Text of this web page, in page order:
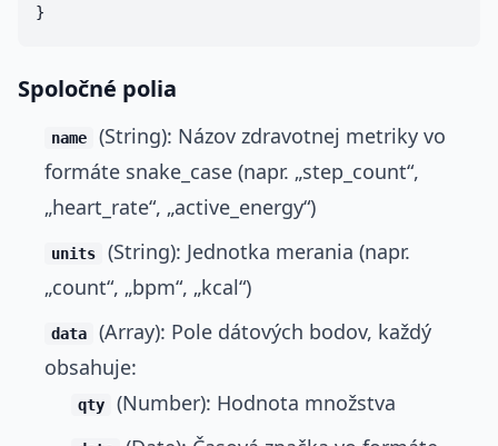
Spoločné polia
name
(String): Názov zdravotnej metriky vo
formáte snake_case (napr. „step_count“,
„heart_rate“, „active_energy“)
units
(String): Jednotka merania (napr.
„count“, „bpm“, „kcal“)
data
(Array): Pole dátových bodov, každý
obsahuje:
qty (Number): Hodnota množstva